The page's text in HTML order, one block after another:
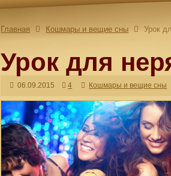
Главная Кошмары и вещие сны Урок
Урок для
06.09.2015 4 Кошмары и вещие сны